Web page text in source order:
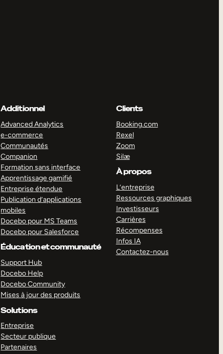
Additionnel
Advanced Analytics
e-commerce
Communautés
Companion
Formation sans interface
Apprentissage gamifié
Entreprise étendue
Publication d’applications
mobiles
Docebo pour MS Teams
Docebo pour Salesforce
Éducation et communauté
Support Hub
Docebo Help
Docebo Community
Mises à jour des produits
Solutions
Entreprise
Secteur publique
Partenaires
Clients
Booking.com
Rexel
Zoom
Silæ
À propos
L’entreprise
Ressources graphiques
Investisseurs
Carrières
Récompenses
Infos IA
Contactez-nous